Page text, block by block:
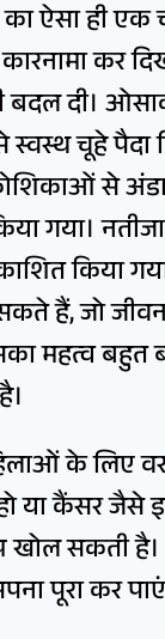
ऐसा ही एक
कर
बदल दी।
चूहे पैदा
से
गया।
किया
हैं, जो
महत्व बहुत
के लिए
या कैंसर जैसे
खोल सकती
पूरा कर